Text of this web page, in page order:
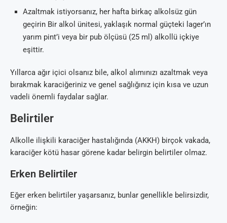
Azaltmak istiyorsanız, her hafta birkaç alkolsüz gün
geçirin Bir alkol ünitesi, yaklaşık normal güçteki lager’ın
yarım pint’i veya bir pub ölçüsü (25 ml) alkollü içkiye
eşittir.
Yıllarca ağır içici olsanız bile, alkol alımınızı azaltmak veya
bırakmak karaciğeriniz ve genel sağlığınız için kısa ve uzun
vadeli önemli faydalar sağlar.
Belirtiler
Alkolle ilişkili karaciğer hastalığında (AKKH) birçok vakada,
karaciğer kötü hasar görene kadar belirgin belirtiler olmaz.
Erken Belirtiler
Eğer erken belirtiler yaşarsanız, bunlar genellikle belirsizdir,
örneğin: